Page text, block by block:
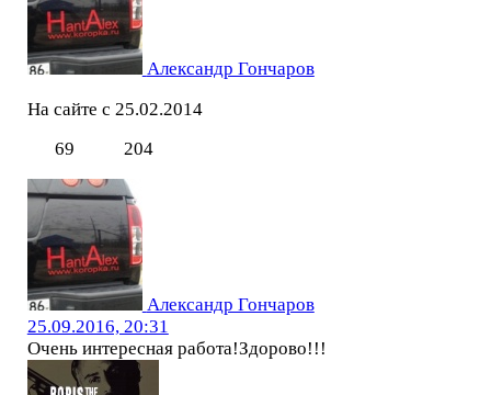
Александр Гончаров
На сайте с 25.02.2014
69
204
Александр Гончаров
25.09.2016, 20:31
Очень интересная работа!Здорово!!!